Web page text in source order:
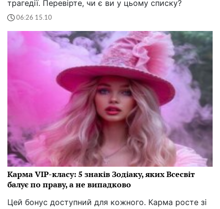
трагедії. Перевірте, чи є ви у цьому списку?
06:26 15.10
Карма VIP-класу: 5 знаків Зодіаку, яких Всесвіт
балує по праву, а не випадково
Цей бонус доступний для кожного. Карма росте зі